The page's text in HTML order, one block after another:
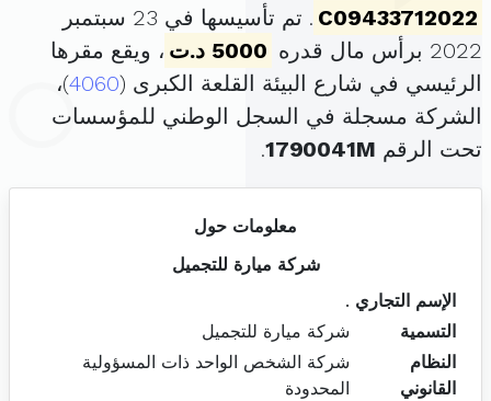
C09433712022
. تم تأسيسها في 23 سبتمبر
2022 برأس مال قدره
5000 د.ت
، ويقع مقرها
الرئيسي في شارع البيئة القلعة الكبرى (4060)،
الشركة مسجلة في السجل الوطني للمؤسسات
تحت الرقم 1790041M
.
معلومات حول
شركة ميارة للتجميل
الإسم التجاري .
التسمية
شركة ميارة للتجميل
النظام
القانوني
شركة الشخص الواحد ذات المسؤولية
المحدودة